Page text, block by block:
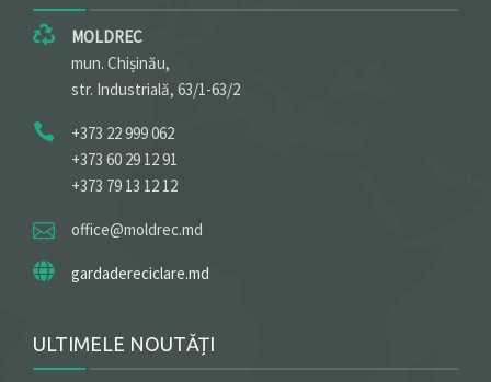
MOLDREC
mun. Chișinău,
str. Industrială, 63/1-63/2
+373 22 999 062
+373 60 29 12 91
+373 79 13 12 12
office@moldrec.md
gardadereciclare.md
ULTIMELE NOUTĂȚI